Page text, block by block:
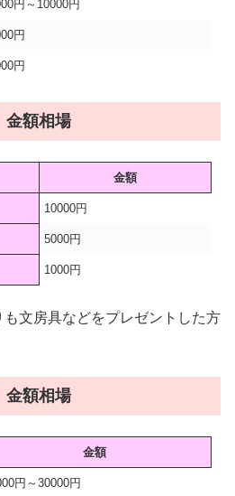
円～10000円
円
円
金額相場
金額
10000円
5000円
1000円
文房具などをプレゼントした方
金額相場
金額
円～30000円